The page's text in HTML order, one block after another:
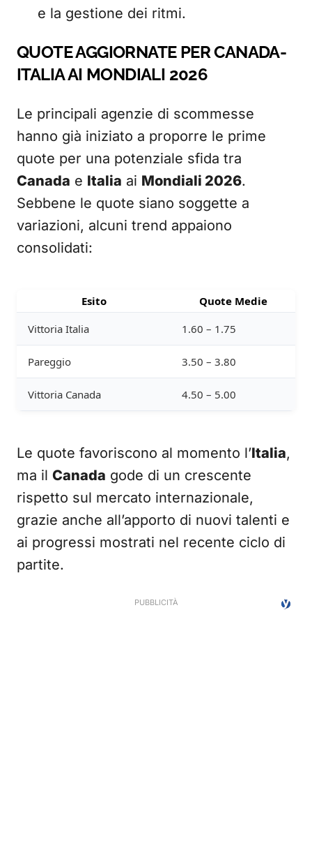
e la gestione dei ritmi.
QUOTE AGGIORNATE PER CANADA-
ITALIA AI MONDIALI 2026
Le principali agenzie di scommesse
hanno già iniziato a proporre le prime
quote per una potenziale sfida tra
Canada e Italia ai Mondiali 2026.
Sebbene le quote siano soggette a
variazioni, alcuni trend appaiono
consolidati:
Esito
Quote Medie
Vittoria Italia
1.60 – 1.75
Pareggio 3.50 – 3.80
Vittoria Canada 4.50 – 5.00
Le quote favoriscono al momento l’Italia,
ma il Canada gode di un crescente
rispetto sul mercato internazionale,
grazie anche all’apporto di nuovi talenti e
ai progressi mostrati nel recente ciclo di
partite.